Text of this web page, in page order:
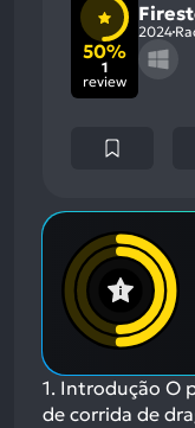
50%
1
review
2024
1. Introdução O
de corrida de